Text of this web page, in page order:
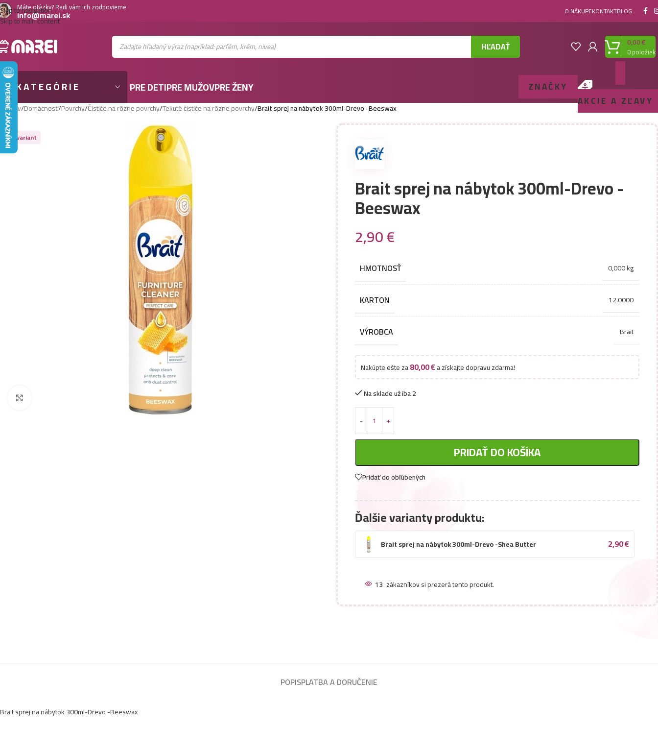
Skip to navigation
Skip to main content
Máte otázky? Radi vám ich zodpovieme
info@marei.sk O NÁKUPEKONTAKTBLOG
HĽADAŤ 0položiek
0,00€
KATEGÓRIE PRE DETIPRE MUŽOVPRE ŽENY
ZNAČKY
AKCIE A ZĽAVY
Domov/Domácnosť/Povrchy/Čističe na rôzne povrchy/Tekuté čističe na rôzne povrchy/Brait sprej na nábytok 300ml-Drevo -Beeswax
Viac variant
Brait sprej na nábytok 300ml-Drevo -
Beeswax
2,90€
HMOTNOSŤ 0,000 kg
KARTON 12.0000
VÝROBCA Brait
Nakúpte ešte za80,00€a získajte dopravu zdarma!
Na sklade už iba 2
PRIDAŤ DO KOŠÍKA
Pridať do obľúbených
Ďalšie varianty produktu:
Brait sprej na nábytok 300ml-Drevo -Shea Butter 2,90€
13 zákazníkov si prezerá tento produkt.
POPISPLATBA A DORUČENIE
Brait sprej na nábytok 300ml-Drevo -Beeswax